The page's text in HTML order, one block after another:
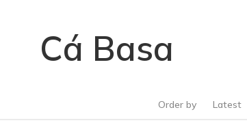
Cá Basa
Order by Latest